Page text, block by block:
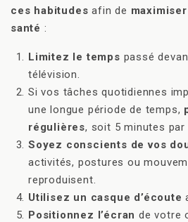
ces habitudes afin de
santé :
Limitez le temps passé
télévision.
Si vos tâches quotidiennes
une longue période de temps,
régulières, soit 5 minutes par
Soyez conscients de vos
activités, postures ou
reproduisent.
Utilisez un casque d’écoute
Positionnez l’écran de votre